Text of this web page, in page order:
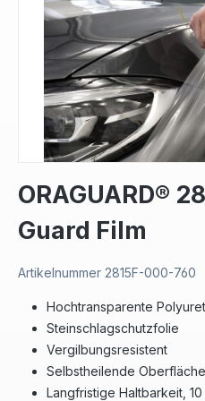
ORAGUARD®
Guard Film
Artikelnummer 2815F-000-760
Hochtransparente
Steinschlagschutzfolie
Vergilbungsresistent
Selbstheilende Oberfläche
Langfristige Haltbarkeit,